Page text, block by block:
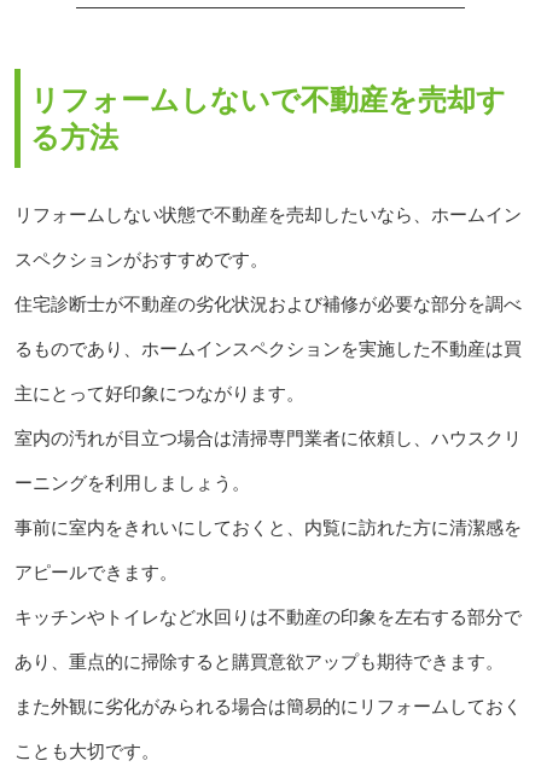
リフォームしないで不動産を売却す
る方法
リフォームしない状態で不動産を売却したいなら、ホームイン
スペクションがおすすめです。
住宅診断士が不動産の劣化状況および補修が必要な部分を調べ
るものであり、ホームインスペクションを実施した不動産は買
主にとって好印象につながります。
室内の汚れが目立つ場合は清掃専門業者に依頼し、ハウスクリ
ーニングを利用しましょう。
事前に室内をきれいにしておくと、内覧に訪れた方に清潔感を
アピールできます。
キッチンやトイレなど水回りは不動産の印象を左右する部分で
あり、重点的に掃除すると購買意欲アップも期待できます。
また外観に劣化がみられる場合は簡易的にリフォームしておく
ことも大切です。